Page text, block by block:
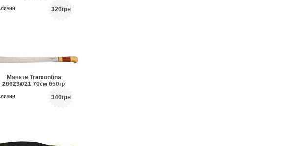
320грн
Мачете Tramontina
26623/021 70см 650гр
340грн